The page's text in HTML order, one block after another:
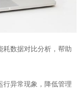
数据对比分析，帮助
异常现象，降低管理